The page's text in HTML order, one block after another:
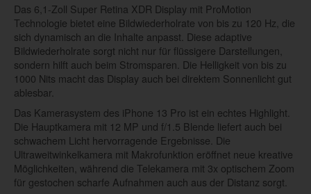
Das 6,1-Zoll Super Retina XDR Display mit ProMotion
Technologie bietet eine Bildwiederholrate von bis zu 120 Hz, die
sich dynamisch an die Inhalte anpasst. Diese adaptive
Bildwiederholrate sorgt nicht nur für flüssigere Darstellungen,
sondern hilft auch beim Stromsparen. Die Helligkeit von bis zu
1000 Nits macht das Display auch bei direktem Sonnenlicht gut
ablesbar.
Das Kamerasystem des iPhone 13 Pro ist ein echtes Highlight.
Die Hauptkamera mit 12 MP und f/1.5 Blende liefert auch bei
schwachem Licht hervorragende Ergebnisse. Die
Ultraweitwinkelkamera mit Makrofunktion eröffnet neue kreative
Möglichkeiten, während die Telekamera mit 3x optischem Zoom
für gestochen scharfe Aufnahmen auch aus der Distanz sorgt.